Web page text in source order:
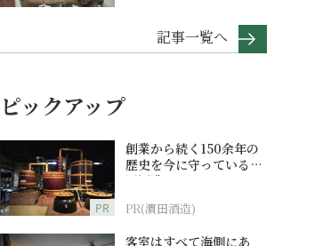
記事一覧へ
ピックアップ
PR
創業から続く150余年の
歴史を今に守っている濵
田酒造
PR(濵田酒造)
客室はすべて海側にあ